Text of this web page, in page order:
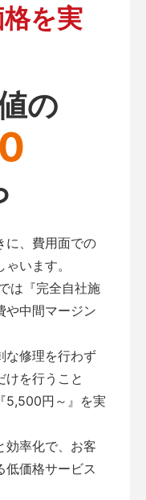
を実
の
に、費用面での
います。
は『完全自社施
や中間マージン
な修理を行わず
けを行うこと
5,500円～』を実
効率化で、お客
低価格サービス